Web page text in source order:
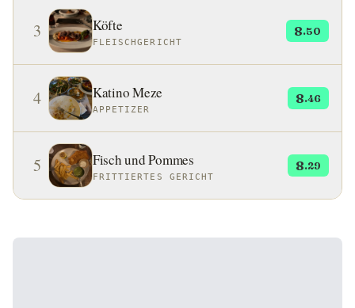
3 Köfte
FLEISCHGERICHT
8.50
4 Katino Meze
APPETIZER
8.46
5 Fisch und Pommes
FRITTIERTES GERICHT
8.29